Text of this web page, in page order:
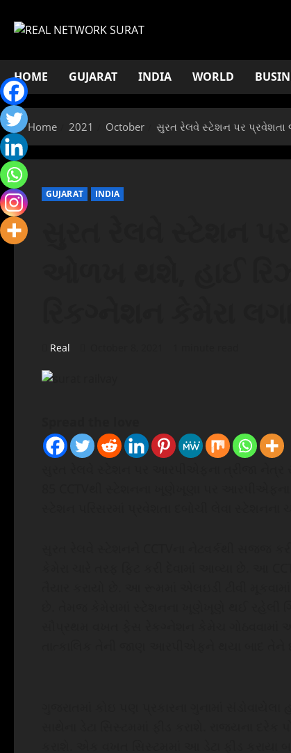
HOME GUJARAT INDIA WORLD
Home 2021 October સુરત રેલવે સ્ટેશન પર પ્રવેશતા
GUJARAT INDIA
Real